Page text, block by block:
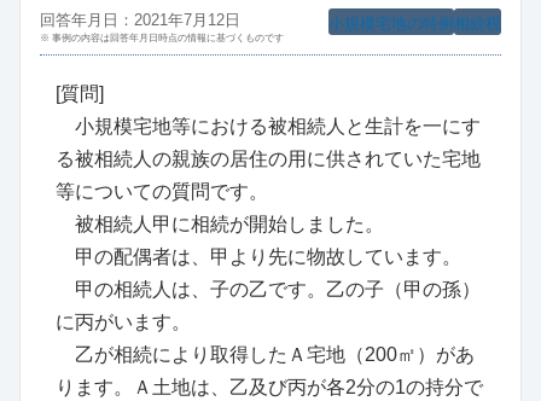
相続税
小規模宅地の特例
回答年月日：2021年7月12日
※ 事例の内容は回答年月日時点の情報に基づくものです
[質問]
小規模宅地等における被相続人と生計を一にす
る被相続人の親族の居住の用に供されていた宅地
等についての質問です。
被相続人甲に相続が開始しました。
甲の配偶者は、甲より先に物故しています。
甲の相続人は、子の乙です。乙の子（甲の孫）
に丙がいます。
乙が相続により取得したＡ宅地（200㎡）があ
ります。Ａ土地は、乙及び丙が各2分の1の持分で